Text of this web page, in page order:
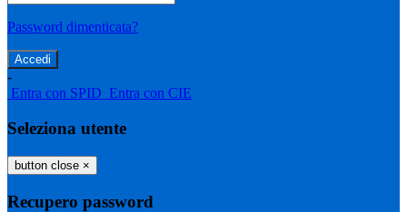
Password dimenticata?
-
Entra con SPID Entra con CIE
Seleziona utente
button close ×
Recupero password